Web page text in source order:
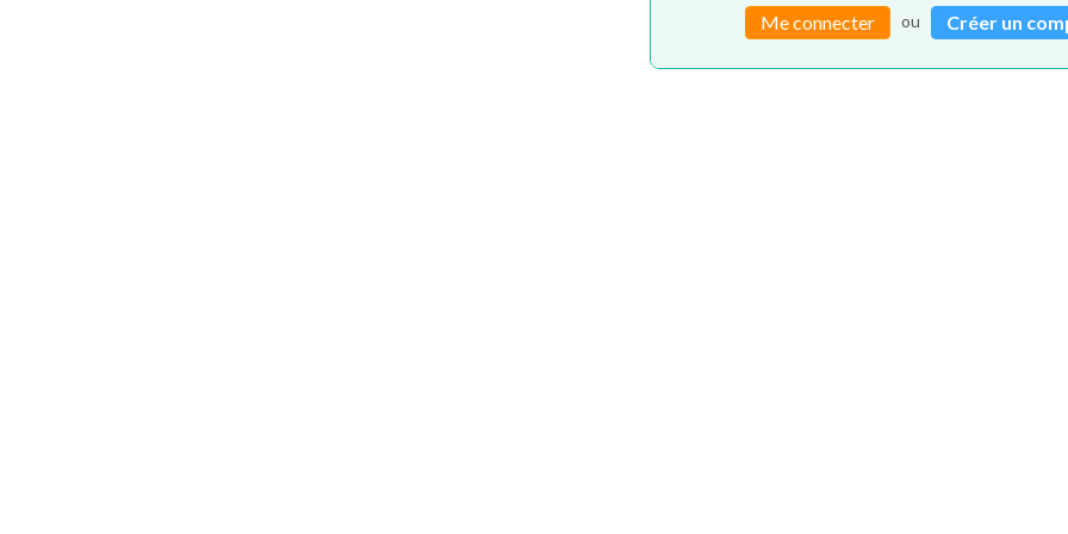
Me connecter ou Créer un